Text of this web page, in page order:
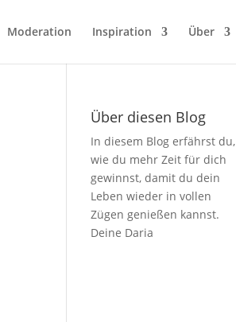
Moderation Inspiration Über
Über diesen Blog
In diesem Blog erfährst du,
wie du mehr Zeit für dich
gewinnst, damit du dein
Leben wieder in vollen
Zügen genießen kannst.
Deine Daria